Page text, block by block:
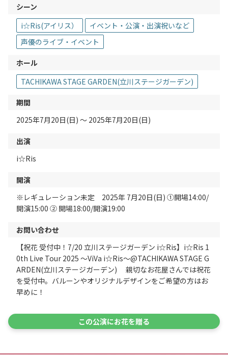
シーン
i☆Ris(アイリス）
イベント・公演・出演祝いなど
声優のライブ・イベント
ホール
TACHIKAWA STAGE GARDEN(立川ステージガーデン)
期間
2025年7月20日(日) 〜 2025年7月20日(日)
出演
i☆Ris
開演
※レギュレーション未定 2025年 7月20日(日) ①開場14:00/
開演15:00 ② 開場18:00/開演19:00
お問い合わせ
【祝花 受付中！7/20 立川ステージガーデン i☆Ris】i☆Ris 1
0th Live Tour 2025 ～ViVa i☆Ris～@TACHIKAWA STAGE G
ARDEN(立川ステージガーデン) 親切なお花屋さんでは祝花
を受付中。バルーンやオリジナルデザインをご希望の方はお
早めに！
この公演にお花を贈る